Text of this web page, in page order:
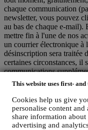
This website uses first-
Cookies help us give
personalise content
share information
advertising and
chaque communication
newsletter, vous pouvez
au bas de chaque e-mail).
mettre fin à l'une de nos
un courrier électronique à
désinscription sera traitée
certaines circonstances, il
communications
soit complètement traitée.
C’est vous qui contrôlez
N'oubliez pas que vous
pouvez gérer vos
garantissons de ne jamais
organisations tierces à